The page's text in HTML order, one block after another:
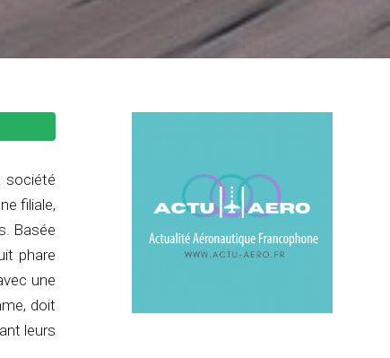
société
filiale,
Basée
phare
une
doit
leurs